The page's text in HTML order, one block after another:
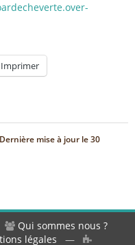
Imprimer
mise à jour le30
Qui sommes nous ?
légales —